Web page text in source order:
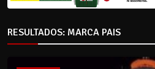
RESULTADOS: MARCA PAIS